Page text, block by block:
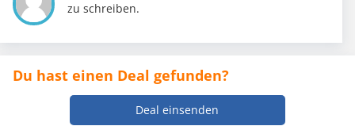
zu schreiben.
Du hast einen Deal gefunden?
Deal einsenden